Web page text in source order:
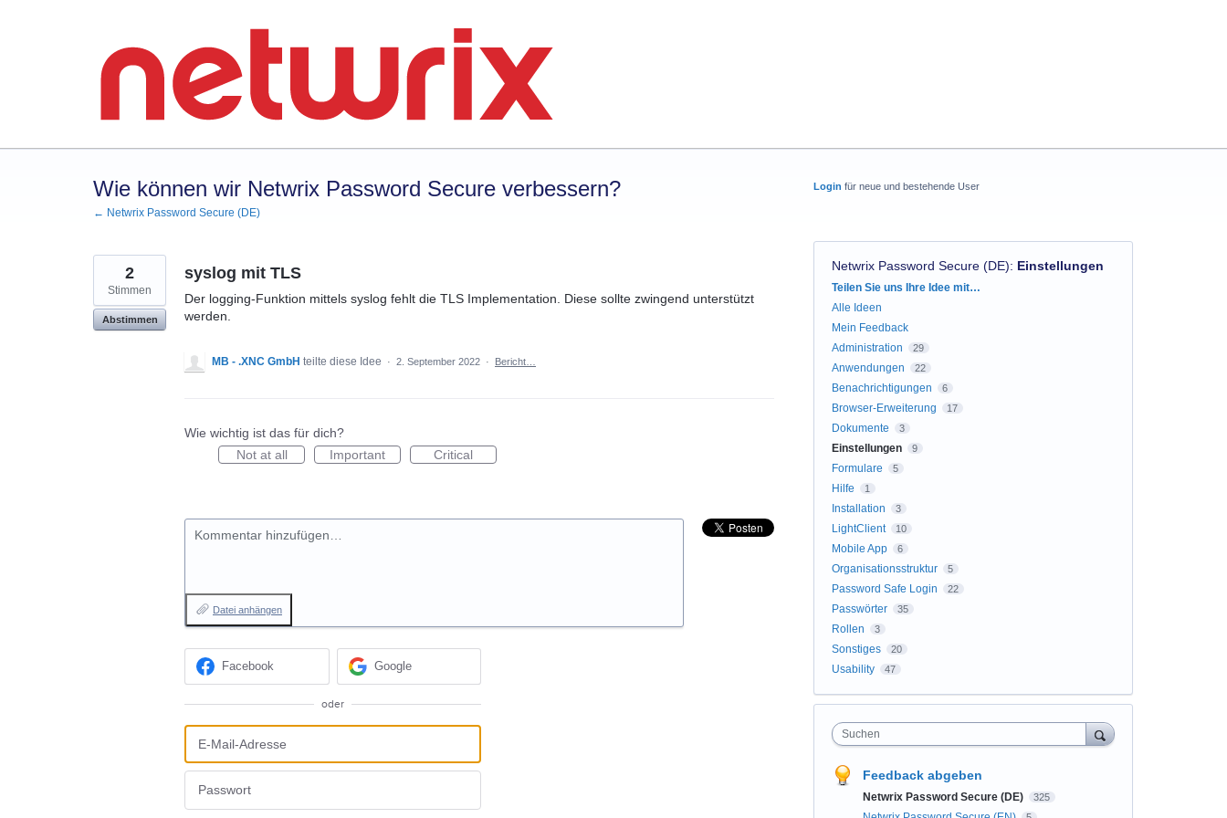
Wie können wir Netwrix Password Secure verbessern?
← Netwrix Password Secure (DE)
syslog mit TLS
Der logging-Funktion mittels syslog fehlt die TLS Implementation. Diese sollte zwingend unterstützt
werden.
2
Stimmen
Abstimmen
MB - .XNC GmbH teilte diese Idee · 2. September 2022 · Bericht…
Wie wichtig ist das für dich?
Not at all
Important Critical
Kommentar hinzufügen…
Datei anhängen
Facebook Google
oder
Login für neue und bestehende User
Netwrix Password Secure (DE): Einstellungen
Kategorien
Teilen Sie uns Ihre Idee mit…
Alle Ideen
Mein Feedback
Administration
29
Anwendungen 22
Benachrichtigungen 6
Browser-Erweiterung 17
Dokumente 3
Einstellungen 9
Formulare 5
Hilfe 1
Installation 3
LightClient 10
Mobile App 6
Organisationsstruktur 5
Password Safe Login 22
Passwörter 35
Rollen 3
Sonstiges 20
Usability 47
Suchen
Feedback abgeben
Netwrix Password Secure (DE) 325